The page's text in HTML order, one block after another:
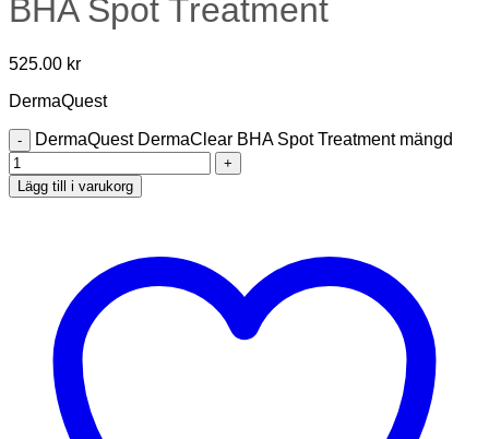
BHA Spot Treatment
525.00 kr
DermaQuest
DermaQuest DermaClear BHA Spot Treatment mängd
Lägg till i varukorg